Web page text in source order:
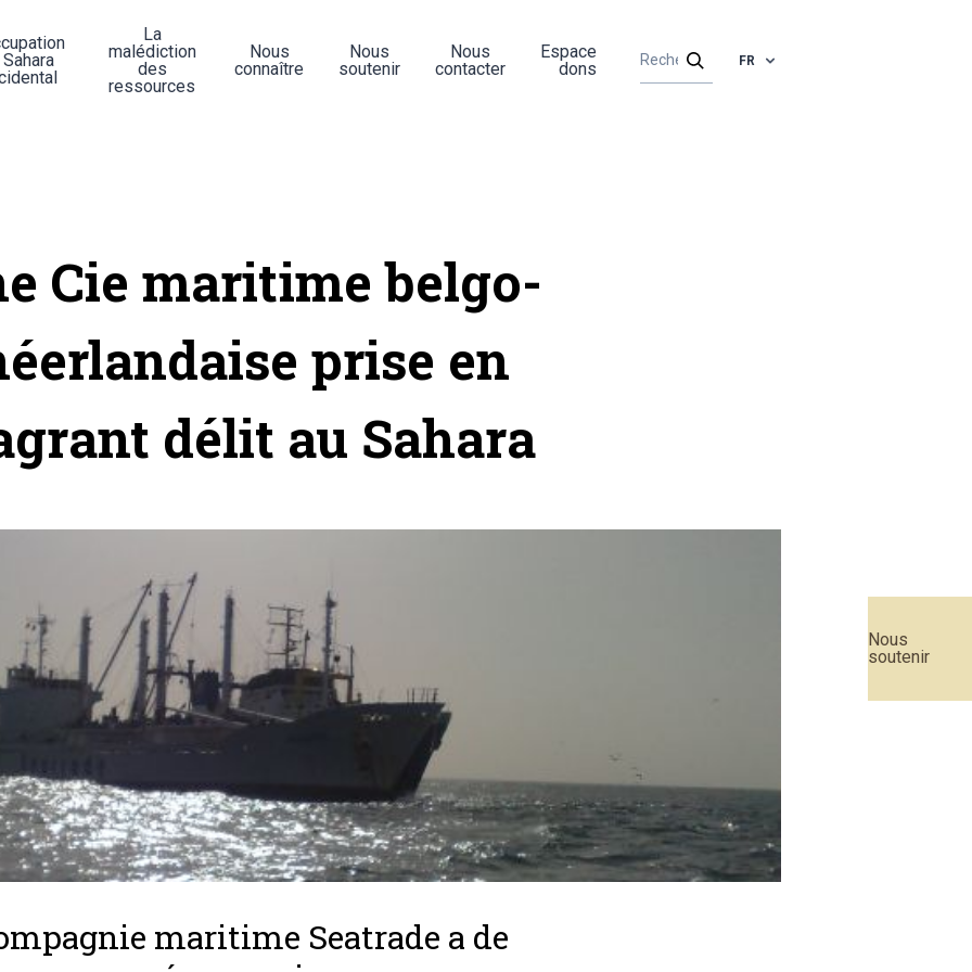
Nous
soutenir
La
malédiction
des
ressources
Nous
connaître
Nous
soutenir
Nous
contacter
Espace
dons
FR
Cie maritime belgo-
prise en
délit au Sahara
maritime Seatrade a de